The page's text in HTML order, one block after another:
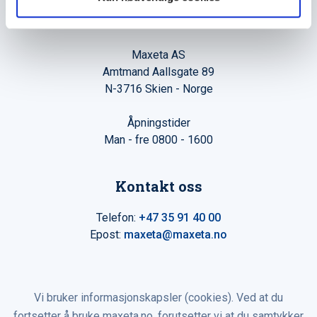
Hovedkontor
Maxeta AS
Amtmand Aallsgate 89
N-3716 Skien - Norge
Åpningstider
Man - fre 0800 - 1600
Kontakt oss
Telefon: +47 35 91 40 00
Epost: maxeta@maxeta.no
Vi bruker informasjonskapsler (cookies). Ved at du